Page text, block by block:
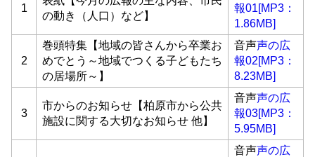
1
の動き（人口）など】
報01[MP3：
1.86MB]
2
巻頭特集【地域の皆さんから卒業お
めでとう～地域でつくる子どもたち
の居場所～】
音声声の広
報02[MP3：
8.23MB]
3
市からのお知らせ【柏原市から公共
施設に関する大切なお知らせ 他】
音声声の広
報03[MP3：
5.95MB]
音声声の広